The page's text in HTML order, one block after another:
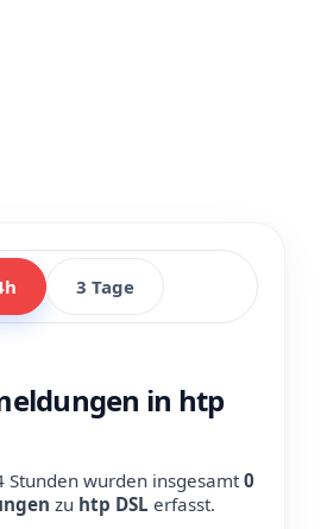
3 Tage
in htp
Stunden wurden insgesamt0
zu htp DSL erfasst.